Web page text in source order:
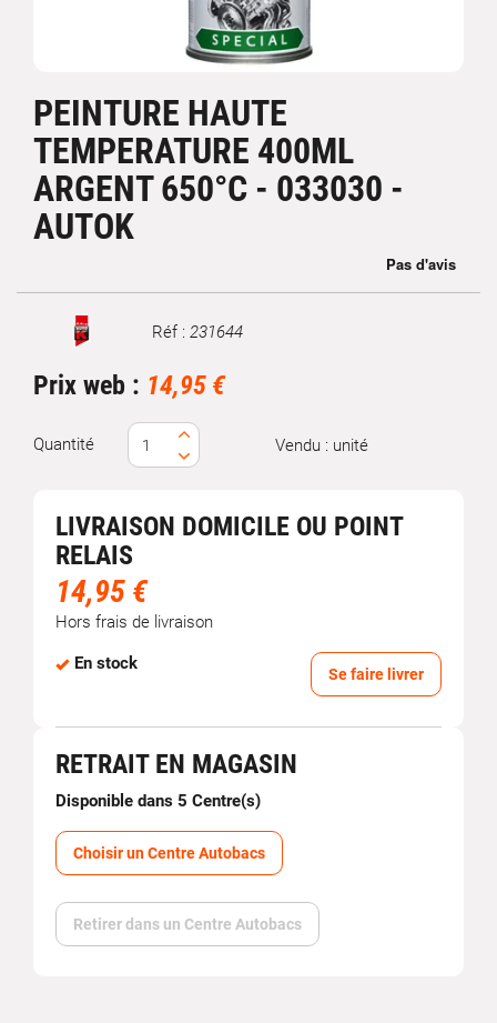
PEINTURE HAUTE
TEMPERATURE 400ML
ARGENT 650°C - 033030 -
AUTOK
Marque Réf : 231644
Prix web : 14,95 €
Quantité Vendu : unité
LIVRAISON DOMICILE OU POINT
RELAIS
14,95 €
Hors frais de livraison
En stock
Se faire livrer
RETRAIT EN MAGASIN
Disponible dans 5 Centre(s)
Choisir un Centre Autobacs
Retirer dans un Centre Autobacs